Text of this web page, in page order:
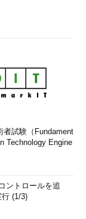
者試験（Fundament
Technology Engine
ントロールを追
(1/3)